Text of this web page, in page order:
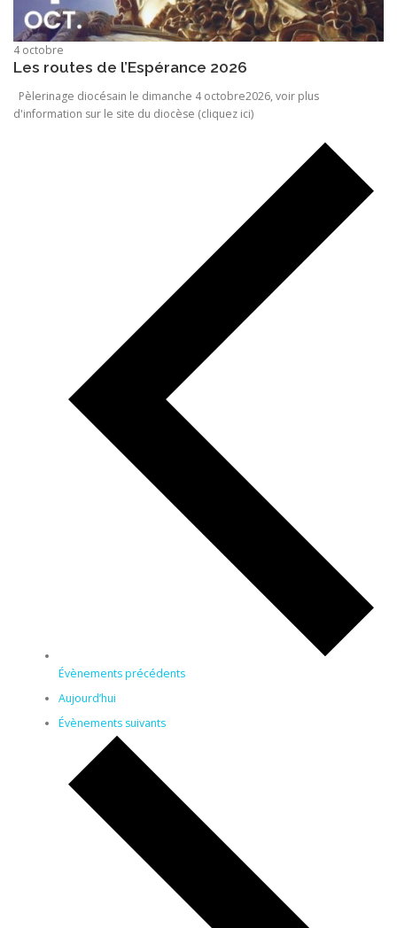
4 octobre
Les routes de l’Espérance 2026
Pèlerinage diocésain le dimanche 4 octobre2026, voir plus
d'information sur le site du diocèse (cliquez ici)
Évènementsprécédents
Aujourd’hui
Évènementssuivants